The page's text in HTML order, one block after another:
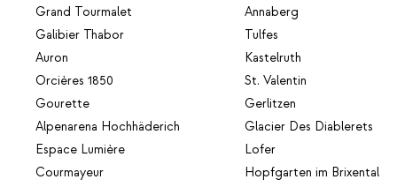
Grand Tourmalet
Galibier Thabor
Auron
Orcières 1850
Gourette
Alpenarena Hochhäderich
Espace Lumière
Courmayeur
Annaberg
Tulfes
Kastelruth
St. Valentin
Gerlitzen
Glacier Des Diablerets
Lofer
Hopfgarten im Brixental